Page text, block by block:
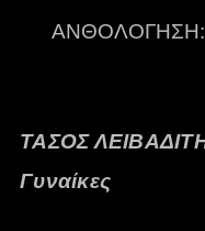
ΤΑΣΟΣ
Γυναίκες